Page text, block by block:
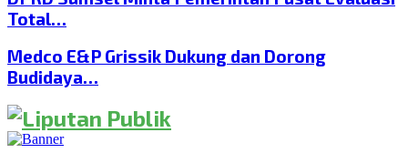
Total…
Medco E&P Grissik Dukung dan Dorong
Budidaya…